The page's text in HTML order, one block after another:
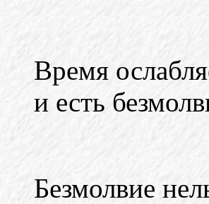
Время
и есть
Безмолвие